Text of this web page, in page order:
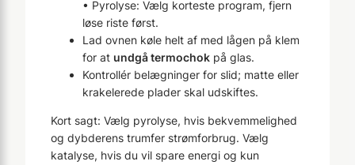
• Pyrolyse: Vælg korteste program, fjern
løse riste først.
Lad ovnen køle helt af med lågen på klem
for at undgå termochok på glas.
Kontrollér belægninger for slid; matte eller
krakelerede plader skal udskiftes.
Kort sagt: Vælg pyrolyse, hvis bekvemmelighed
og dybderens trumfer strømforbrug. Vælg
katalyse, hvis du vil spare energi og kun